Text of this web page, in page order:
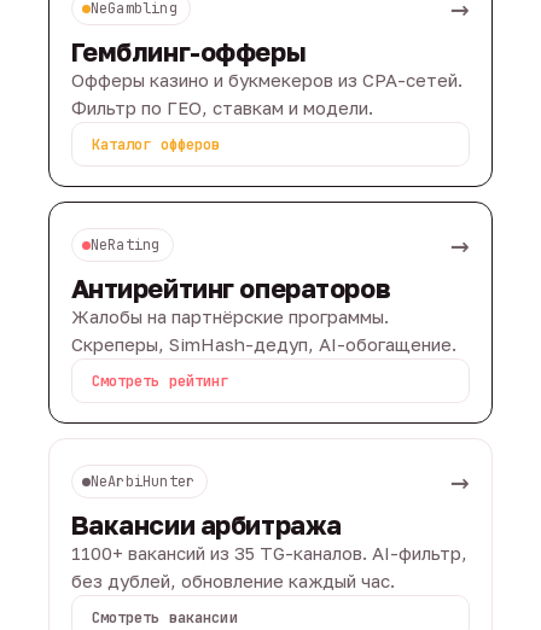
NeGambling
Гемблинг-офферы
Офферы казино и букмекеров из CPA-сетей.
Фильтр по ГЕО, ставкам и модели.
Каталог офферов
NeRating →
Антирейтинг операторов
Жалобы на партнёрские программы.
Скреперы, SimHash-дедуп, AI-обогащение.
Смотреть рейтинг
NeArbiHunter →
Вакансии арбитража
1100+ вакансий из 35 TG-каналов. AI-фильтр,
без дублей, обновление каждый час.
Смотреть вакансии